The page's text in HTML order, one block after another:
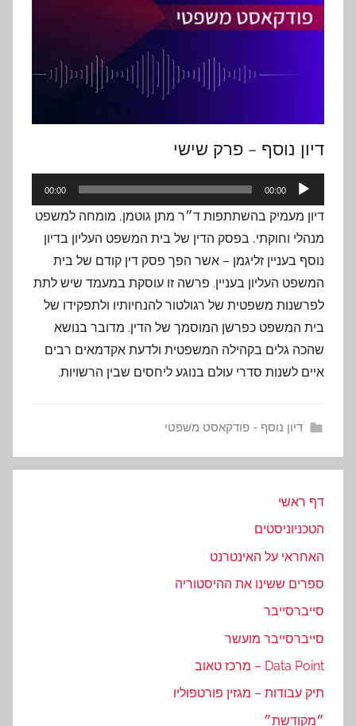
דיון נוסף – פרק שישי
אודיו
00:00
00:00
דיון מעמיק בהשתתפות ד״ר מתן גוטמן, מומחה למשפט
מנהלי וחוקתי, בפסק הדין של בית המשפט העליון בדיון
נוסף בעניין זליגמן – אשר הפך פסק דין קודם של בית
המשפט העליון בעניין. פרשה זו עוסקת במעמד שיש לתת
לפרשנות משפטית של רגולטור להנחיותיו ולתפקידו של
בית המשפט כפרשן המוסמך של הדין. מדובר בנושא
שהכה גלים בקהילה המשפטית ולדעת אקדמאים רבים
איים לשנות סדרי עולם בנוגע ליחסים שבין הרשויות.
דיון נוסף - פודקאסט משפטי
דף ראשי
הטכניוניסטים
האחראי על האינטרנט
ספרים ששינו את ההיסטוריה
סייברסייבר
סייברסייבר מועשר
Data Point – מרכז טאוב
תיק עבודות – מגזין פורטפוליו
״מקודשת״